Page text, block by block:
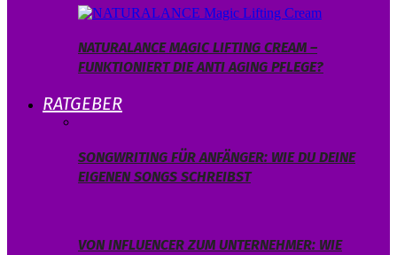
NATURALANCE MAGIC LIFTING CREAM –
FUNKTIONIERT DIE ANTI AGING PFLEGE?
RATGEBER
SONGWRITING FÜR ANFÄNGER: WIE DU DEINE
EIGENEN SONGS SCHREIBST
VON INFLUENCER ZUM UNTERNEHMER: WIE